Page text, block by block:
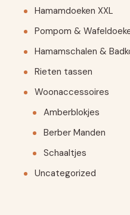
Hamamdoeken XXL
Pompom &
Hamamschalen &
Rieten tassen
Woonaccessoires
Amberblokjes
Berber Manden
Schaaltjes
Uncategorized